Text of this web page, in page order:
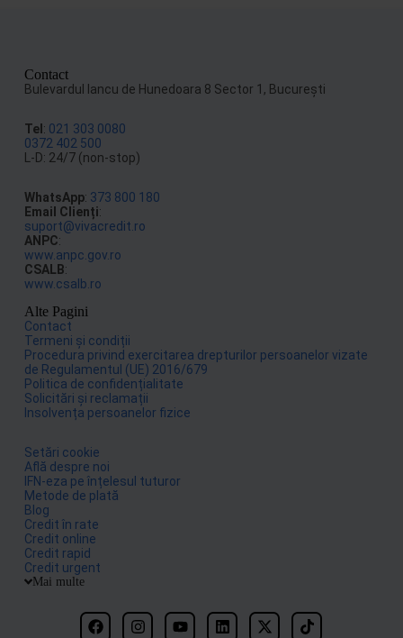
Contact
Bulevardul Iancu de Hunedoara 8 Sector 1, Bucureşti
Tel: 021 303 0080
0372 402 500
L-D: 24/7 (non-stop)
WhatsApp: 373 800 180
Email Clienți:
suport@vivacredit.ro
ANPC:
www.anpc.gov.ro
CSALB:
www.csalb.ro
Alte Pagini
Contact
Termeni și condiții
Procedura privind exercitarea drepturilor persoanelor vizate
de Regulamentul (UE) 2016/679
Politica de confidențialitate
Solicitări și reclamații
Insolvența persoanelor fizice
Setări cookie
Află despre noi
IFN-eza pe înțelesul tuturor
Metode de plată
Blog
Credit în rate
Credit online
Credit rapid
Credit urgent
Mai multe